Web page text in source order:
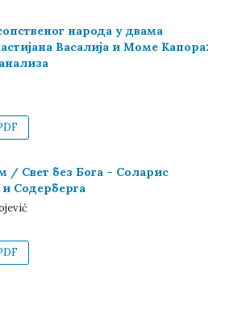
народа у двама
Васалија и Моме Капора:
/ Свет без Бога – Соларис
Содерберга